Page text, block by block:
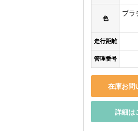
色
プラ
走行距離
管理番号
在庫お問
詳細は